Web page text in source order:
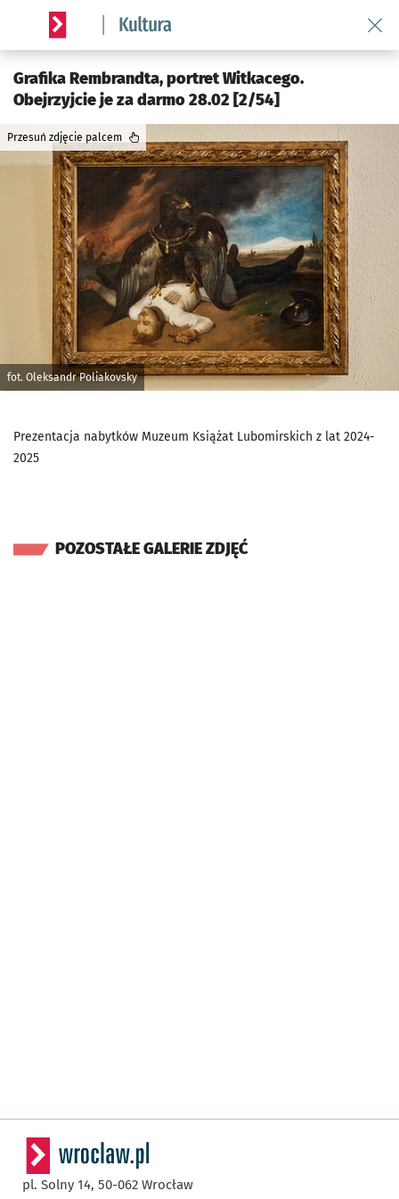
Serwis informacyjny wroclaw.pl podserwis: Kultura
Grafika Rembrandta, portret Witkacego.
Obejrzyjcie je za darmo 28.02 [2/54]
fot. Oleksandr Poliakovsky
Przesuń zdjęcie palcem
Prezentacja nabytków Muzeum Książat Lubomirskich z lat 2024-
2025
POZOSTAŁE GALERIE ZDJĘĆ
pl. Solny 14, 50-062 Wrocław